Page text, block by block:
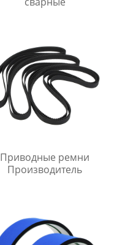
Приводные ремни
Производитель